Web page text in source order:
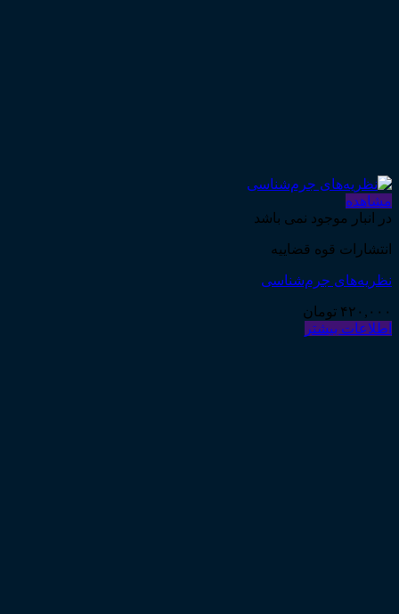
مشاهده
در انبار موجود نمی باشد
انتشارات قوه قضاییه
نظریه‌های جرم‌شناسی
۴۲۰,۰۰۰ تومان
اطلاعات بیشتر